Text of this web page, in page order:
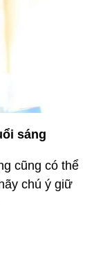
sáng
cũng có thể
chú ý giữ